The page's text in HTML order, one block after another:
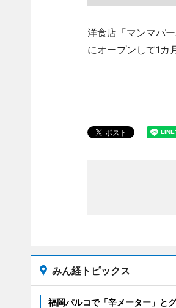
洋食店「マンマパ
にオープンして1カ
みん経トピックス
福岡パルコで「辛メーター」と